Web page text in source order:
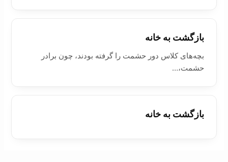
بازگشت به خانه
بچه‌های كلاس دور حشمت را گرفته بودند، چون برادر
حشمت،…
بازگشت به خانه